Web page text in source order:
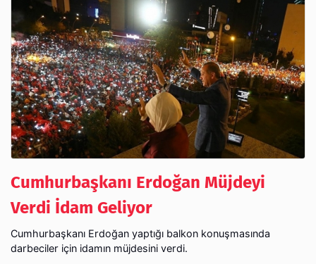
Cumhurbaşkanı Erdoğan Müjdeyi
Verdi İdam Geliyor
Cumhurbaşkanı Erdoğan yaptığı balkon konuşmasında
darbeciler için idamın müjdesini verdi.